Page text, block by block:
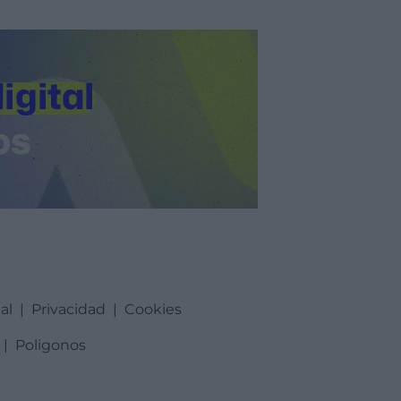
| Privacidad | Cookies
| Poligonos